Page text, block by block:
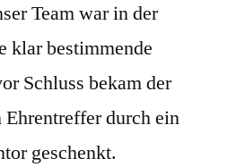
Team war in der
klar bestimmende
Schluss bekam der
Ehrentreffer durch ein
geschenkt.